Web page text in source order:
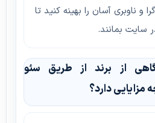
ناوبری آسان را بهینه کنید تا
سایت بمانند.
از برند از طریق سئو
مزایایی دارد؟